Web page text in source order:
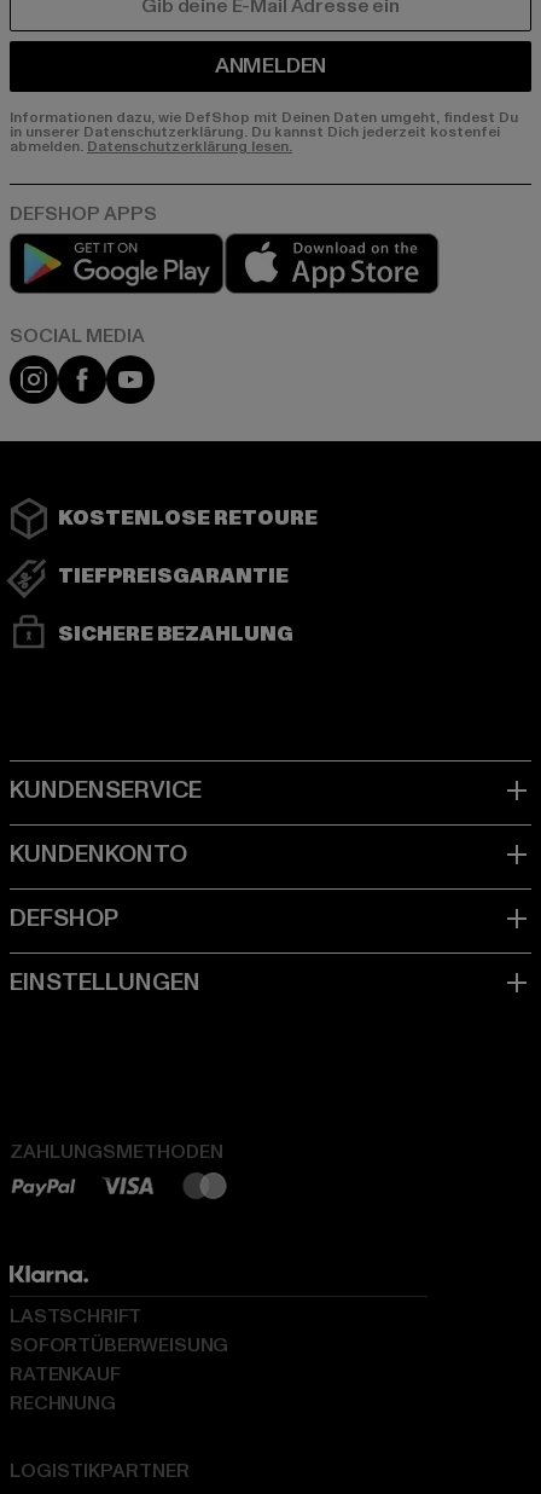
ANMELDEN
Informationen dazu, wie DefShop mit Deinen Daten umgeht, findest Du
in unserer Datenschutzerklärung. Du kannst Dich jederzeit kostenfei
abmelden. Datenschutzerklärung lesen.
Play market
Instagram
FacebookYouTube
KOSTENLOSE RETOURE
TIEFPREISGARANTIE
SICHERE BEZAHLUNG
ZAHLUNGSMETHODEN
LOGISTIKPARTNER
LASTSCHRIFT
SOFORTÜBERWEISUNG
RATENKAUF
RECHNUNG